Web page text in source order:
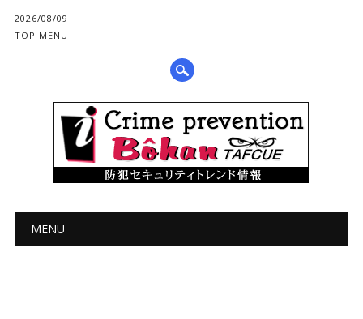
2026/08/09
TOP MENU
メインメニュー
MENU